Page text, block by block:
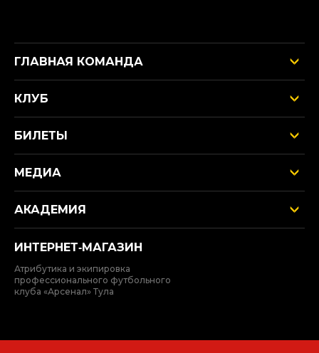
ГЛАВНАЯ КОМАНДА
КЛУБ
БИЛЕТЫ
МЕДИА
АКАДЕМИЯ
ИНТЕРНЕТ‑МАГАЗИН
Атрибутика и экипировка
профессионального футбольного
клуба «Арсенал» Тула